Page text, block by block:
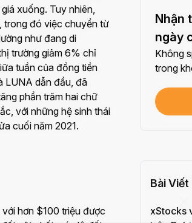
xuống. Tuy nhiên,
trong đó việc chuyển từ
như đang di
trường giảm 6% chỉ
tuần của đồng tiền
LUNA dẫn đầu, đã
phần trăm hai chữ
với những hệ sinh thái
cuối năm 2021.
hơn $100 triệu được
Nhận
ngày
Không
trong
Bài Viết
xStocks